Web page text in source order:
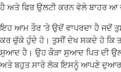
ਹੈ ਅਤੇ ਫਿਰ ਉਲਟੀ ਕਰਨ ਵੇਲੇ ਬਾਹਰ ਆ
ਇਹ ਆਮ ਤੌਰ 'ਤੇ ਉਦੋਂ ਵਾਪਰਦਾ ਹੈ ਜਦੋਂ
ਕਰ ਚੁੱਕੇ ਹੁੰਦੇ ਹੋ। ਤੁਸੀਂ ਦੇਖ ਸਕਦੇ ਹੋ ਕਿ
ਸੁਆਦ ਹੈ। ਉਹ ਕੌੜਾ ਸੁਆਦ ਪਿਤ ਦੀ
ਅਤੇ ਬਹੁਤ ਸਾਰੇ ਲੋਕ ਇਸਨੂੰ ਆਪਣੇ